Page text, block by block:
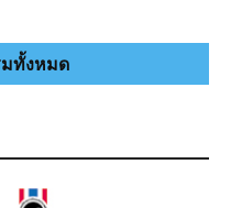
มทั้งหมด